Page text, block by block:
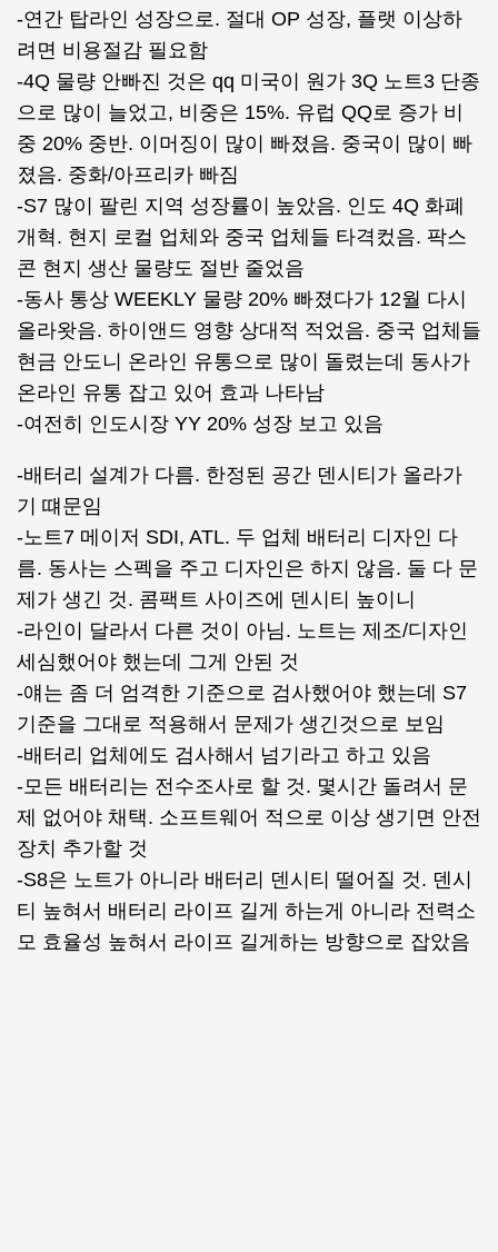
-연간 탑라인 성장으로. 절대 OP 성장, 플랫 이상하
려면 비용절감 필요함
-4Q 물량 안빠진 것은 qq 미국이 원가 3Q 노트3 단종
으로 많이 늘었고, 비중은 15%. 유럽 QQ로 증가 비
중 20% 중반. 이머징이 많이 빠졌음. 중국이 많이 빠
졌음. 중화/아프리카 빠짐
-S7 많이 팔린 지역 성장률이 높았음. 인도 4Q 화폐
개혁. 현지 로컬 업체와 중국 업체들 타격컸음. 팍스
콘 현지 생산 물량도 절반 줄었음
-동사 통상 WEEKLY 물량 20% 빠졌다가 12월 다시
올라왓음. 하이앤드 영향 상대적 적었음. 중국 업체들
현금 안도니 온라인 유통으로 많이 돌렸는데 동사가
온라인 유통 잡고 있어 효과 나타남
-여전히 인도시장 YY 20% 성장 보고 있음
-배터리 설계가 다름. 한정된 공간 덴시티가 올라가
기 떄문임
-노트7 메이저 SDI, ATL. 두 업체 배터리 디자인 다
름. 동사는 스펙을 주고 디자인은 하지 않음. 둘 다 문
제가 생긴 것. 콤팩트 사이즈에 덴시티 높이니
-라인이 달라서 다른 것이 아님. 노트는 제조/디자인
세심했어야 했는데 그게 안된 것
-얘는 좀 더 엄격한 기준으로 검사했어야 했는데 S7
기준을 그대로 적용해서 문제가 생긴것으로 보임
-배터리 업체에도 검사해서 넘기라고 하고 있음
-모든 배터리는 전수조사로 할 것. 몇시간 돌려서 문
제 없어야 채택. 소프트웨어 적으로 이상 생기면 안전
장치 추가할 것
-S8은 노트가 아니라 배터리 덴시티 떨어질 것. 덴시
티 높혀서 배터리 라이프 길게 하는게 아니라 전력소
모 효율성 높혀서 라이프 길게하는 방향으로 잡았음